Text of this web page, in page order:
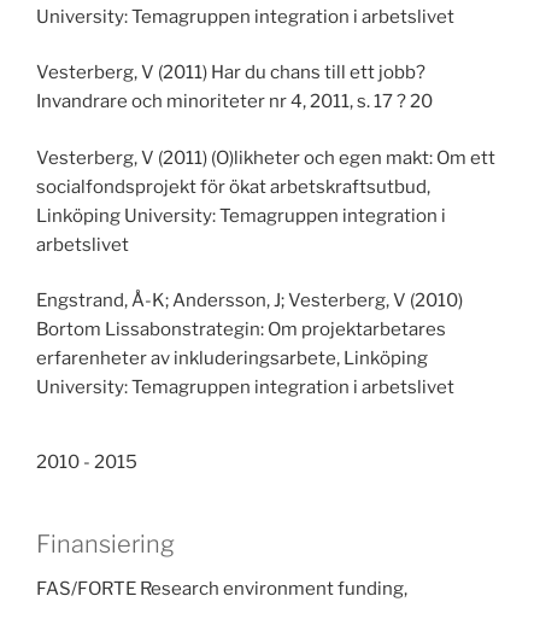
University: Temagruppen integration i arbetslivet
Vesterberg, V (2011) Har du chans till ett jobb?
Invandrare och minoriteter nr 4, 2011, s. 17 ? 20
Vesterberg, V (2011) (O)likheter och egen makt: Om ett
socialfondsprojekt för ökat arbetskraftsutbud,
Linköping University: Temagruppen integration i
arbetslivet
Engstrand, Å-K; Andersson, J; Vesterberg, V (2010)
Bortom Lissabonstrategin: Om projektarbetares
erfarenheter av inkluderingsarbete, Linköping
University: Temagruppen integration i arbetslivet
2010 - 2015
Finansiering
FAS/FORTE Research environment funding,